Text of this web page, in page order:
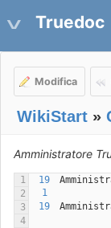
Truedoc
Modifica
WikiStart »
Amministratore
1 19
2
1
3
19
4